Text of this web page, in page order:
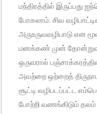
மந்திரத்தில் இருப்பது
போகலாம். சிவ
அருஉருவவழிபாடு என
மனக்கண் முன்
ஒருவரால்
அவற்றை ஒற்றைத்
சூட்டி வழிபடப்பட்ட
போற்றி வணங்கிடும் தலம்